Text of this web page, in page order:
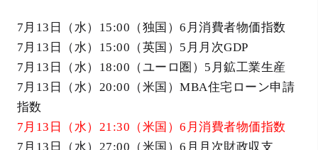
7月13日（水）15:00（独国）6月消費者物価指数
7月13日（水）15:00（英国）5月月次GDP
7月13日（水）18:00（ユーロ圏）5月鉱工業生産
7月13日（水）20:00（米国）MBA住宅ローン申請
指数
7月13日（水）21:30（米国）6月消費者物価指数
7月13日（水）27:00（米国）6月月次財政収支